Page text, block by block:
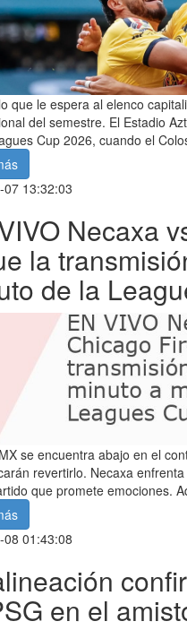
que le espera al elenco
del semestre. El Estadio
Cup 2026, cuando el
13:32:03
Necaxa
la
de la
se encuentra abajo en el
revertirlo. Necaxa
que promete emociones.
01:43:08
en el